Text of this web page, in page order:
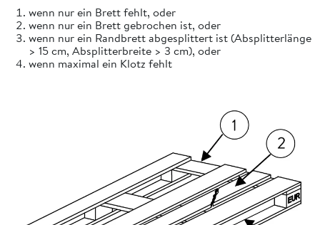
wenn nur ein Brett fehlt, oder
wenn nur ein Brett gebrochen ist, oder
wenn nur ein Randbrett abgesplittert ist (Absplitterlänge
> 15 cm, Absplitterbreite > 3 cm), oder
wenn maximal ein Klotz fehlt